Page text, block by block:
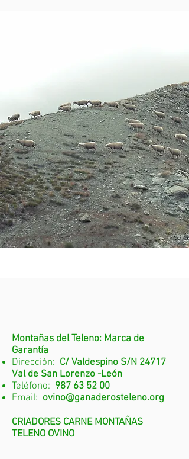
Montañas del Teleno: Marca de
Garantía
Dirección: C/ Valdespino S/N 24717
Val de San Lorenzo -León
Teléfono: 987 63 52 00
Email: ovino@ganaderosteleno.org
CRIADORES CARNE MONTAÑAS
TELENO OVINO